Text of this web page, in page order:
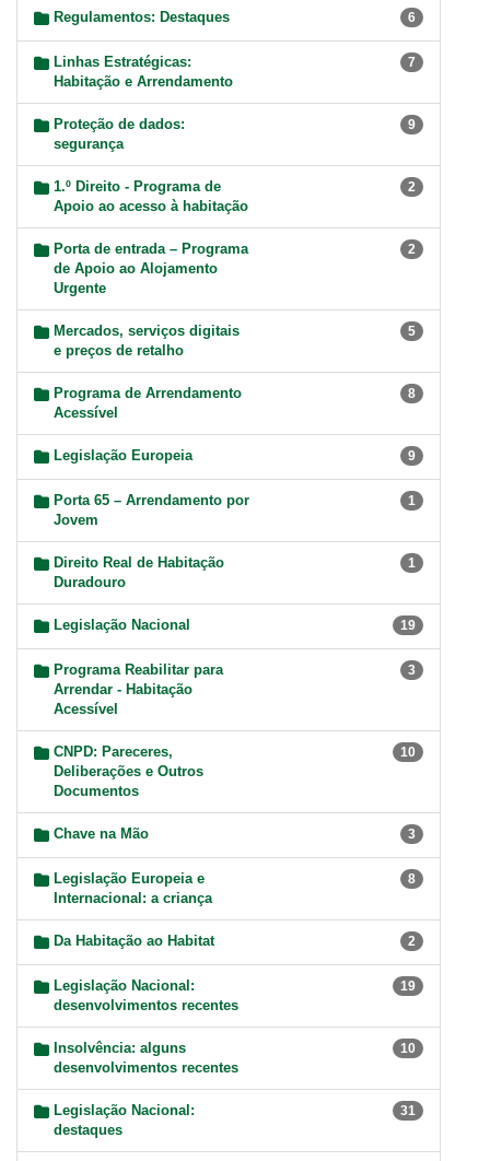
Regulamentos: Destaques 6
Linhas Estratégicas:
Habitação e Arrendamento
7
Proteção de dados:
segurança
9
1.º Direito - Programa de
Apoio ao acesso à habitação
2
Porta de entrada – Programa
de Apoio ao Alojamento
Urgente
2
Mercados, serviços digitais
e preços de retalho
5
Programa de Arrendamento
Acessível
8
Legislação Europeia 9
Porta 65 – Arrendamento por
Jovem
1
Direito Real de Habitação
Duradouro
1
Legislação Nacional 19
Programa Reabilitar para
Arrendar - Habitação
Acessível
3
CNPD: Pareceres,
Deliberações e Outros
Documentos
10
Chave na Mão 3
Legislação Europeia e
Internacional: a criança
8
Da Habitação ao Habitat 2
Legislação Nacional:
desenvolvimentos recentes
19
Insolvência: alguns
desenvolvimentos recentes
10
Legislação Nacional:
destaques
31